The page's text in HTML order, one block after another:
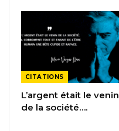
CITATIONS
L’argent était le venin
de la société….